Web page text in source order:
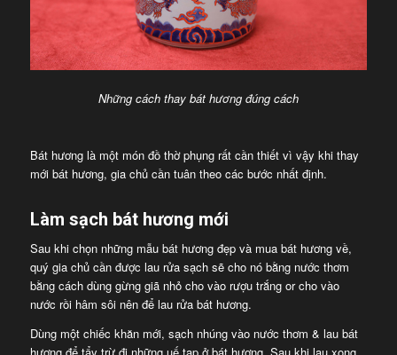
Những cách thay bát hương đúng cách
Bát hương là một món đồ thờ phụng rất cần thiết vì vậy khi thay
mới bát hương, gia chủ cần tuân theo các bước nhất định.
Làm sạch bát hương mới
Sau khi chọn những mẫu bát hương đẹp và mua bát hương về,
quý gia chủ cần được lau rửa sạch sẽ cho nó bằng nước thơm
bằng cách dùng gừng giã nhỏ cho vào rượu trắng or cho vào
nước rồi hâm sôi nên để lau rửa bát hương.
Dùng một chiếc khăn mới, sạch nhúng vào nước thơm & lau bát
hương để tẩy trừ đi những uế tạp ở bát hương. Sau khi lau xong